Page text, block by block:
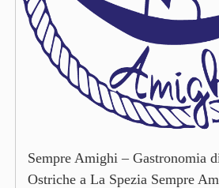
Sempre Amighi – Gastronomia
Ostriche a La Spezia Sempre